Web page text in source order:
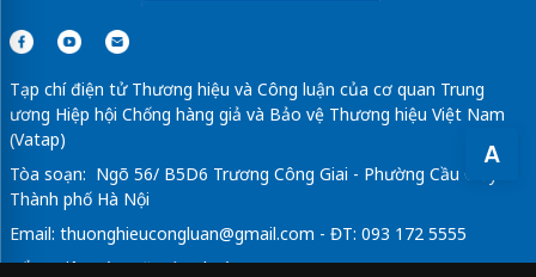
A
Tạp chí điện tử Thương hiệu và Công luận của cơ quan Trung
ương Hiệp hội Chống hàng giả và Bảo vệ Thương hiệu Việt Nam
(Vatap)
Tòa soạn: Ngõ 56/ B5D6 Trương Công Giai - Phường Cầu Giấy -
Thành phố Hà Nội
Email: thuonghieucongluan@gmail.com - ĐT: 093 172 5555
Tổng Biên Tập: Vũ Đức Thuận